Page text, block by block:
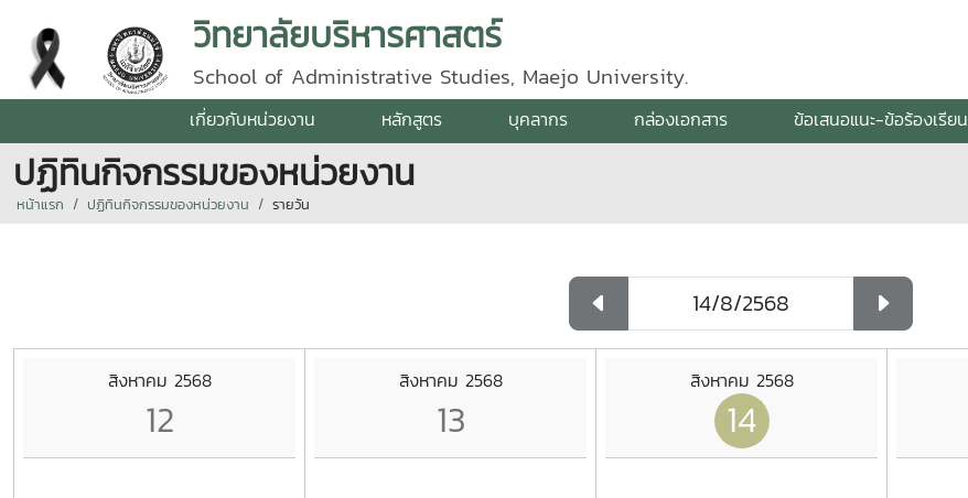
วิทยาลัยบริหารศาสตร์
School of Administrative Studies, Maejo University.
เกี่ยวกับหน่วยงาน หลักสูตร บุคลากร กล่องเอกสาร ข้อเสนอแนะ-ข้อร้องเรียน
ปฏิทินกิจกรรมของหน่วยงาน
หน้าแรก ปฏิทินกิจกรรมของหน่วยงาน รายวัน
สิงหาคม 2568
12
สิงหาคม 2568
13
สิงหาคม 2568
14